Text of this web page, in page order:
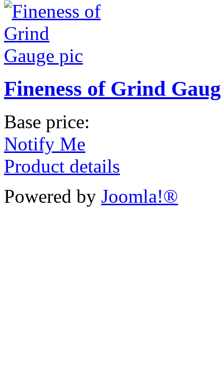
Fineness of Grind
Base price:
Notify Me
Product details
Powered by Joomla!®